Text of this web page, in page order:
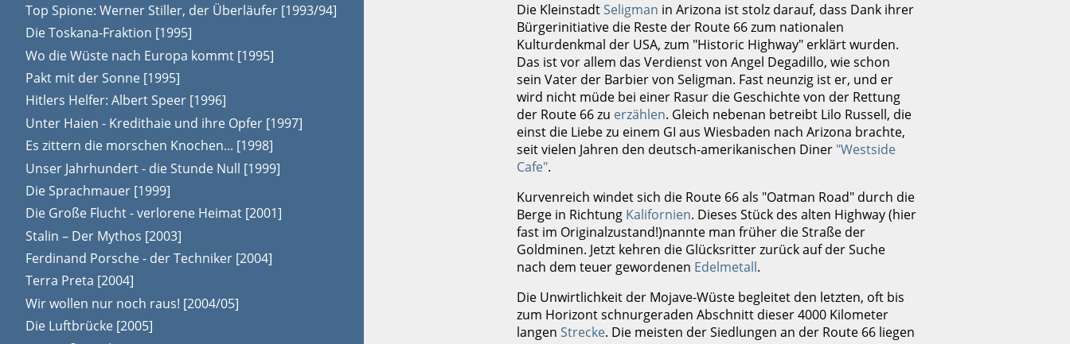
Top Spione: Werner Stiller, der Überläufer [1993/94]
Die Toskana-Fraktion [1995]
Wo die Wüste nach Europa kommt [1995]
Pakt mit der Sonne [1995]
Hitlers Helfer: Albert Speer [1996]
Unter Haien - Kredithaie und ihre Opfer [1997]
Es zittern die morschen Knochen... [1998]
Unser Jahrhundert - die Stunde Null [1999]
Die Sprachmauer [1999]
Die Große Flucht - verlorene Heimat [2001]
Stalin – Der Mythos [2003]
Ferdinand Porsche - der Techniker [2004]
Terra Preta [2004]
Wir wollen nur noch raus! [2004/05]
Die Luftbrücke [2005]
Die Kleinstadt Seligman in Arizona ist stolz darauf, dass Dank ihrer
Bürgerinitiative die Reste der Route 66 zum nationalen
Kulturdenkmal der USA, zum "Historic Highway" erklärt wurden.
Das ist vor allem das Verdienst von Angel Degadillo, wie schon
sein Vater der Barbier von Seligman. Fast neunzig ist er, und er
wird nicht müde bei einer Rasur die Geschichte von der Rettung
der Route 66 zu erzählen. Gleich nebenan betreibt Lilo Russell, die
einst die Liebe zu einem GI aus Wiesbaden nach Arizona brachte,
seit vielen Jahren den deutsch-amerikanischen Diner "Westside
Cafe".
Kurvenreich windet sich die Route 66 als "Oatman Road" durch die
Berge in Richtung Kalifornien. Dieses Stück des alten Highway (hier
fast im Originalzustand!)nannte man früher die Straße der
Goldminen. Jetzt kehren die Glücksritter zurück auf der Suche
nach dem teuer gewordenen Edelmetall.
Die Unwirtlichkeit der Mojave-Wüste begleitet den letzten, oft bis
zum Horizont schnurgeraden Abschnitt dieser 4000 Kilometer
langen Strecke. Die meisten der Siedlungen an der Route 66 liegen